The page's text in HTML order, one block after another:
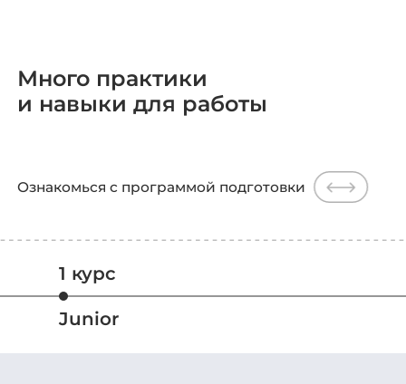
Много практики
и навыки для работы
Ознакомься с программой подготовки
1 курс
Junior